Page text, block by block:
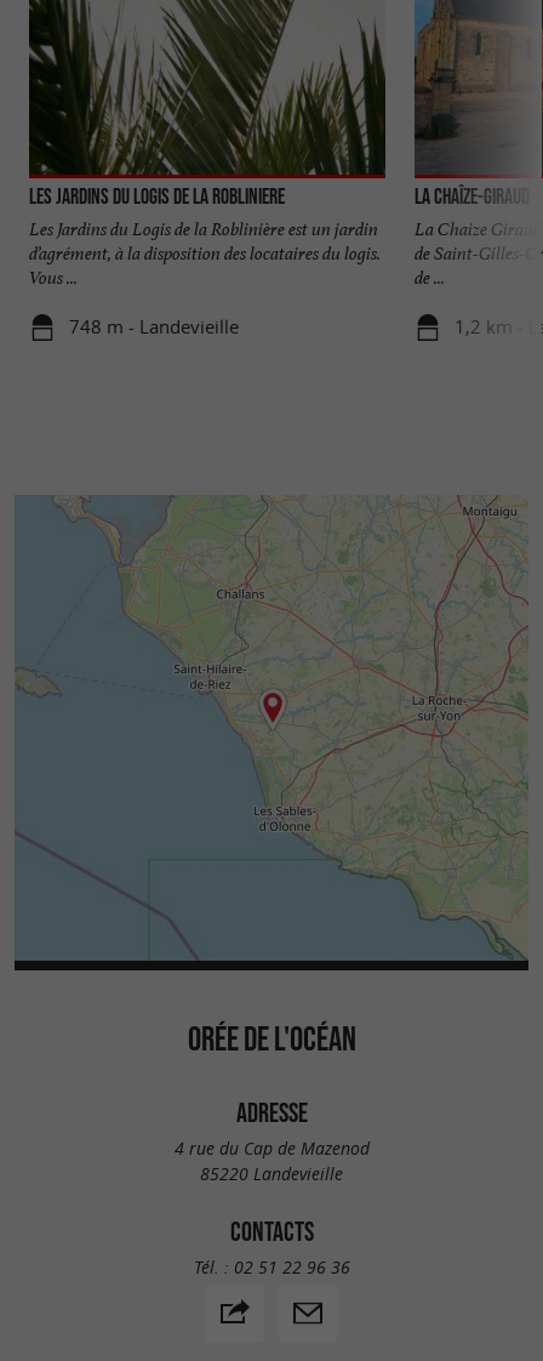
Les jardins du Logis de la Robliniere
Les Jardins du Logis de la Roblinière est un jardin
d’agrément, à la disposition des locataires du logis.
Vous ...
748 m - Landevieille
La Chaîze-Giraud
La Chaize
de Saint-Gilles-
de ...
1,2 km -
ORÉE DE L'OCÉAN
ADRESSE
4 rue du Cap de Mazenod
85220 Landevieille
CONTACTS
Tél. : 02 51 22 96 36